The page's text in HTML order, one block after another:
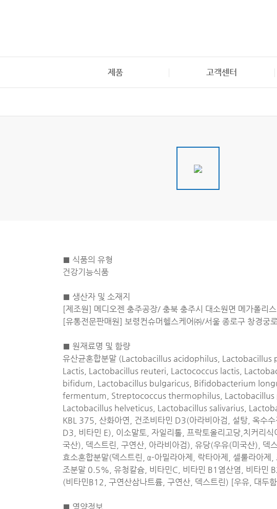
제품 고객센터
■ 식품의 유형
건강기능식품
■ 생산자 및 소재지
[제조원] 메디오젠 충주공장/ 충북 충주시 대소원면 메가폴리
[유통전문판매원] 보령컨슈머헬스케어㈜/서울 종로구 창경궁
■ 원재료명 및 함량
유산균혼합분말 (Lactobacillus acidophilus,
Lactis, Lactobacillus reuteri, Lactococcus lactis,
bifidum, Lactobacillus bulgaricus, Bifidobacterium
fermentum, Streptococcus thermophilus, Lactobacillus
Lactobacillus helveticus, Lactobacillus salivarius,
KBL 375, 산화아연, 건조비타민 D3(아라비아검, 설탕, 옥수
D3, 비타민 E), 이소말토, 자일리톨, 프락토올리고당,치커리
국산), 덱스트린, 구연산, 아라비아검), 유당(우유(미국산), 덱
효소혼합분말(덱스트린, α-아밀라아제, 락타아제, 셀룰라아제
조분말 0.5%, 유청칼슘, 비타민C, 비타민 B1염산염, 비타민
(비타민B12, 구연산삼나트륨, 구연산, 덱스트린) [우유, 대두
■ 영양정보